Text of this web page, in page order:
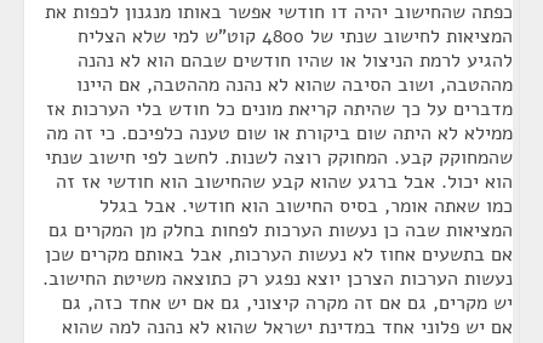
כפתה שהחישוב יהיה דו חודשי אפשר באותו מנגנון לכפות את
המציאות לחישוב שנתי של 4800 קוט”ש למי שלא הצליח
להגיע לרמת הניצול או שהיו חודשים שבהם הוא לא נהנה
מההטבה, ושוב הסיבה שהוא לא נהנה מההטבה, אם היינו
מדברים על כך שהיתה קריאת מונים כל חודש בלי הערכות אז
ממילא לא היתה שום ביקורת או שום טענה כלפיכם. כי זה מה
שהמחוקק קבע. המחוקק רוצה לשנות. לחשב לפי חישוב שנתי
הוא יכול. אבל ברגע שהוא קבע שהחישוב הוא חודשי אז זה
כמו שאתה אומר, בסיס החישוב הוא חודשי. אבל בגלל
המציאות שבה כן נעשות הערכות לפחות בחלק מן המקרים גם
אם בתשעים אחוז לא נעשות הערכות, אבל באותם מקרים שכן
נעשות הערכות הצרכן יוצא נפגע רק כתוצאה משיטת החישוב.
יש מקרים, גם אם זה מקרה קיצוני, גם אם יש אחד כזה, גם
אם יש פלוני אחד במדינת ישראל שהוא לא נהנה למה שהוא